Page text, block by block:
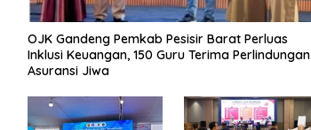
OJK Gandeng Pemkab Pesisir Barat Perluas
Inklusi Keuangan, 150 Guru Terima Perlindungan
Asuransi Jiwa